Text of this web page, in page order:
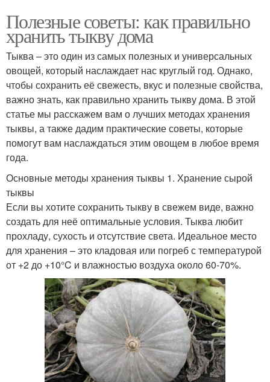
Полезные советы: как правильно
хранить тыкву дома
Тыква – это один из самых полезных и универсальных
овощей, который наслаждает нас круглый год. Однако,
чтобы сохранить её свежесть, вкус и полезные свойства,
важно знать, как правильно хранить тыкву дома. В этой
статье мы расскажем вам о лучших методах хранения
тыквы, а также дадим практические советы, которые
помогут вам наслаждаться этим овощем в любое время
года.
Основные методы хранения тыквы 1. Хранение сырой
тыквы
Если вы хотите сохранить тыкву в свежем виде, важно
создать для неё оптимальные условия. Тыква любит
прохладу, сухость и отсутствие света. Идеальное место
для хранения – это кладовая или погреб с температурой
от +2 до +10°C и влажностью воздуха около 60-70%.